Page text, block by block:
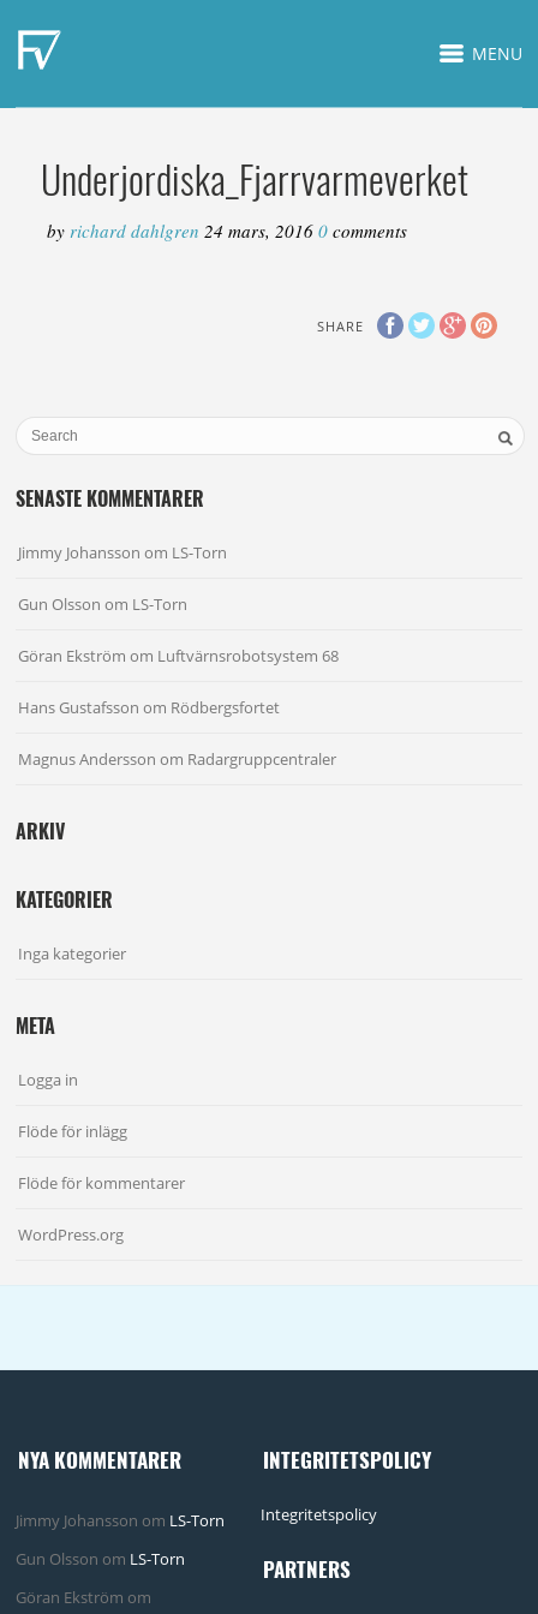
MENU
Underjordiska_Fjarrvarmeverket
byrichard dahlgren24 mars, 2016 0comments
SHARE
SENASTE KOMMENTARER
Jimmy Johansson om LS-Torn
Gun Olsson om LS-Torn
Göran Ekström om Luftvärnsrobotsystem 68
Hans Gustafsson om Rödbergsfortet
Magnus Andersson om Radargruppcentraler
ARKIV
KATEGORIER
Inga kategorier
META
Logga in
Flöde för inlägg
Flöde för kommentarer
WordPress.org
NYA KOMMENTARER
Jimmy Johansson om LS-Torn
Gun Olsson om LS-Torn
Göran Ekström om
INTEGRITETSPOLICY
Integritetspolicy
PARTNERS